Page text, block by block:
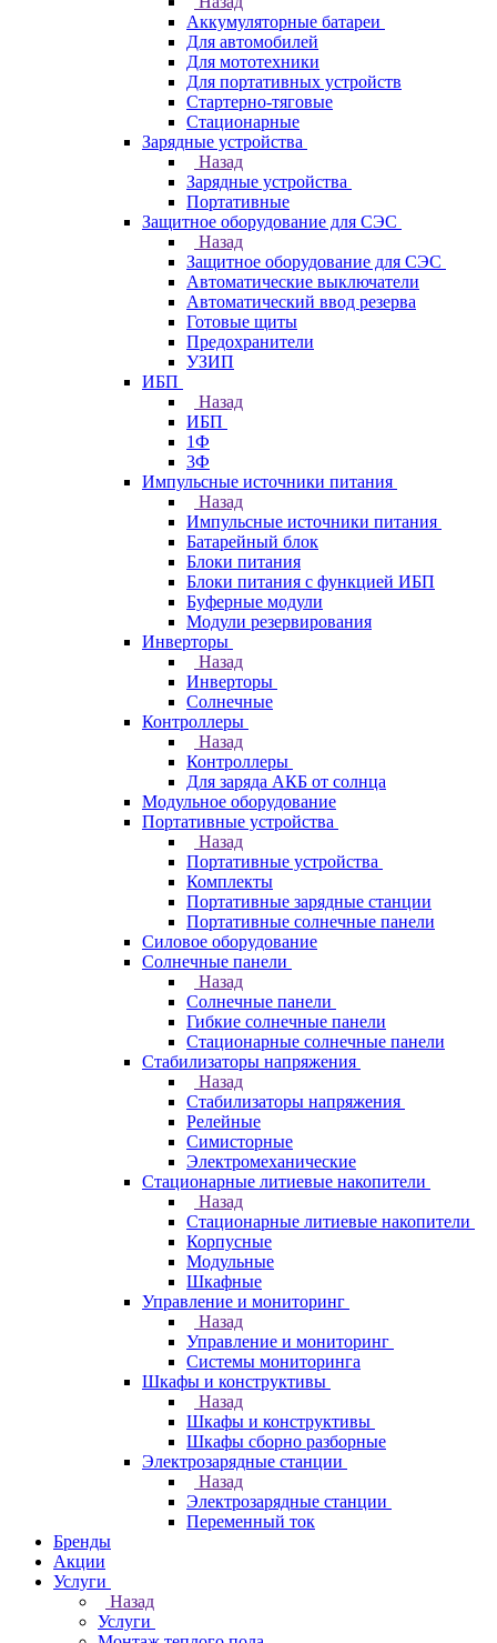
Аккумуляторные батареи
Для автомобилей
Для мототехники
Для портативных устройств
Стартерно-тяговые
Стационарные
Зарядные устройства
Назад
Зарядные устройства
Портативные
Защитное оборудование для СЭС
Назад
Защитное оборудование для СЭС
Автоматические выключатели
Автоматический ввод резерва
Готовые щиты
Предохранители
УЗИП
ИБП
Назад
ИБП
1Ф
3Ф
Импульсные источники питания
Назад
Импульсные источники питания
Батарейный блок
Блоки питания
Блоки питания с функцией ИБП
Буферные модули
Модули резервирования
Инверторы
Назад
Инверторы
Солнечные
Контроллеры
Назад
Контроллеры
Для заряда АКБ от солнца
Модульное оборудование
Портативные устройства
Назад
Портативные устройства
Комплекты
Портативные зарядные станции
Портативные солнечные панели
Силовое оборудование
Солнечные панели
Назад
Солнечные панели
Гибкие солнечные панели
Стационарные солнечные панели
Стабилизаторы напряжения
Назад
Стабилизаторы напряжения
Релейные
Симисторные
Электромеханические
Стационарные литиевые накопители
Назад
Стационарные литиевые накопители
Корпусные
Модульные
Шкафные
Управление и мониторинг
Назад
Управление и мониторинг
Системы мониторинга
Шкафы и конструктивы
Назад
Шкафы и конструктивы
Шкафы сборно разборные
Электрозарядные станции
Назад
Электрозарядные станции
Переменный ток
Бренды
Акции
Услуги
Назад
Услуги